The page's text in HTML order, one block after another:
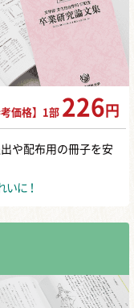
考価格】1部 226 円
や配布用の冊子を安
いに！